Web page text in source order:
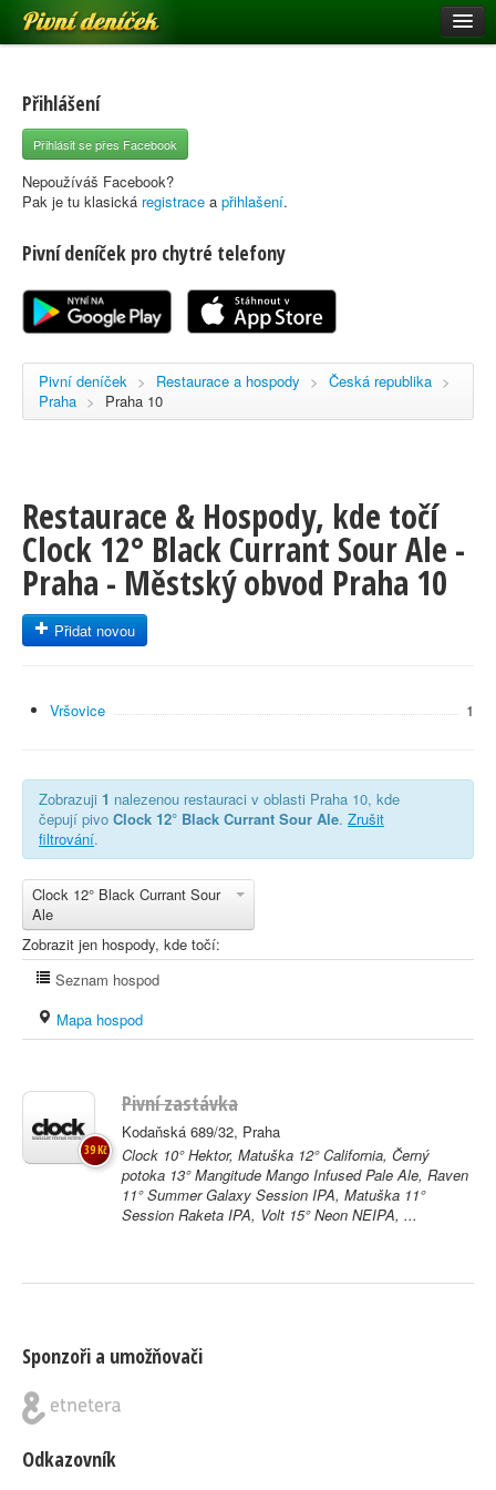
Pivní deníček
Pivní mapa
Pivní značky
Nápověda
Registrace
Přihlášení
Přihlásit se přes Facebook
Nepoužíváš Facebook?
Pak je tu klasická registrace a přihlašení.
Pivní deníček pro chytré telefony
Pivní deníček > Restaurace a hospody > Česká republika >
Praha > Praha 10
Restaurace & Hospody, kde točí
Clock 12° Black Currant Sour Ale -
Praha - Městský obvod Praha 10
Přidat novou
Vršovice 1
Zobrazuji 1 nalezenou restauraci v oblasti Praha 10, kde
čepují pivo Clock 12° Black Currant Sour Ale. Zrušit
filtrování.
Clock 12° Black Currant Sour
Ale
Zobrazit jen hospody, kde točí:
Seznam hospod
Mapa hospod
Pivní zastávka
Kodaňská 689/32, Praha
Clock 10° Hektor, Matuška 12° California, Černý
potoka 13° Mangitude Mango Infused Pale Ale, Raven
11° Summer Galaxy Session IPA, Matuška 11°
Session Raketa IPA, Volt 15° Neon NEIPA, ...
39 Kč
Sponzoři a umožňovači
Odkazovník